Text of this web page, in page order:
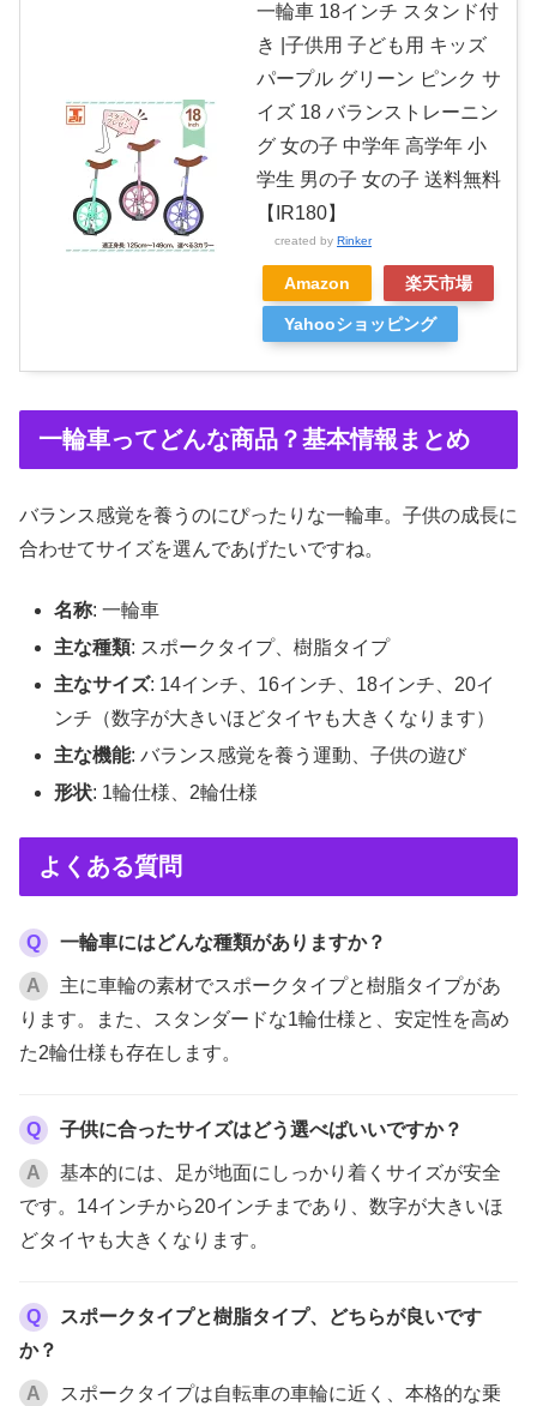
一輪車 18インチ スタンド付
き |子供用 子ども用 キッズ
パープル グリーン ピンク サ
イズ 18 バランストレーニン
グ 女の子 中学年 高学年 小
学生 男の子 女の子 送料無料
【IR180】
created by Rinker
Amazon 楽天市場
Yahooショッピング
一輪車ってどんな商品？基本情報まとめ
バランス感覚を養うのにぴったりな一輪車。子供の成長に
合わせてサイズを選んであげたいですね。
名称: 一輪車
主な種類: スポークタイプ、樹脂タイプ
主なサイズ: 14インチ、16インチ、18インチ、20イ
ンチ（数字が大きいほどタイヤも大きくなります）
主な機能: バランス感覚を養う運動、子供の遊び
形状: 1輪仕様、2輪仕様
よくある質問
Q 一輪車にはどんな種類がありますか？
A
主に車輪の素材でスポークタイプと樹脂タイプがあ
ります。また、スタンダードな1輪仕様と、安定性を高め
た2輪仕様も存在します。
Q 子供に合ったサイズはどう選べばいいですか？
A
基本的には、足が地面にしっかり着くサイズが安全
です。14インチから20インチまであり、数字が大きいほ
どタイヤも大きくなります。
Q
スポークタイプと樹脂タイプ、どちらが良いです
か？
A
スポークタイプは自転車の車輪に近く、本格的な乗